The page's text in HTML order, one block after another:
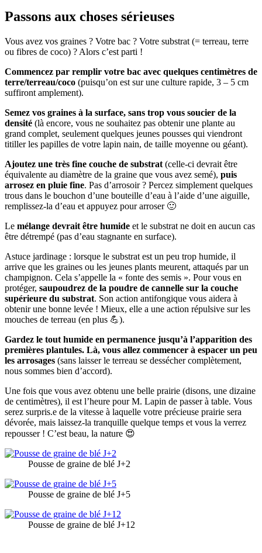
Passons aux choses sérieuses
Vous avez vos graines ? Votre bac ? Votre substrat (= terreau, terre
ou fibres de coco) ? Alors c’est parti !
Commencez par remplir votre bac avec quelques centimètres de
terre/terreau/coco (puisqu’on est sur une culture rapide, 3 – 5 cm
suffiront amplement).
Semez vos graines à la surface, sans trop vous soucier de la
densité (là encore, vous ne souhaitez pas obtenir une plante au
grand complet, seulement quelques jeunes pousses qui viendront
titiller les papilles de votre lapin nain, de taille moyenne ou géant).
Ajoutez une très fine couche de substrat (celle-ci devrait être
équivalente au diamètre de la graine que vous avez semé), puis
arrosez en pluie fine. Pas d’arrosoir ? Percez simplement quelques
trous dans le bouchon d’une bouteille d’eau à l’aide d’une aiguille,
remplissez-la d’eau et appuyez pour arroser 🙂
Le mélange devrait être humide et le substrat ne doit en aucun cas
être détrempé (pas d’eau stagnante en surface).
Astuce jardinage : lorsque le substrat est un peu trop humide, il
arrive que les graines ou les jeunes plants meurent, attaqués par un
champignon. Cela s’appelle la « fonte des semis ». Pour vous en
protéger, saupoudrez de la poudre de cannelle sur la couche
supérieure du substrat. Son action antifongique vous aidera à
obtenir une bonne levée ! Mieux, elle a une action répulsive sur les
mouches de terreau (en plus 💪).
Gardez le tout humide en permanence jusqu’à l’apparition des
premières plantules. Là, vous allez commencer à espacer un peu
les arrosages (sans laisser le terreau se dessécher complètement,
nous sommes bien d’accord).
Une fois que vous avez obtenu une belle prairie (disons, une dizaine
de centimètres), il est l’heure pour M. Lapin de passer à table. Vous
serez surpris.e de la vitesse à laquelle votre précieuse prairie sera
dévorée, mais laissez-la tranquille quelque temps et vous la verrez
repousser ! C’est beau, la nature 😍
Pousse de graine de blé J+2
Pousse de graine de blé J+5
Pousse de graine de blé J+12